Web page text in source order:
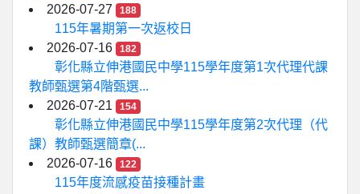
2026-07-27
188
115年暑期第一次返校日
2026-07-16
182
彰化縣立伸港國民中學115學年度第1次代理代課
教師甄選第4階甄選...
2026-07-21
154
彰化縣立伸港國民中學115學年度第2次代理（代
課）教師甄選簡章(...
2026-07-16
122
115年度流感疫苗接種計畫